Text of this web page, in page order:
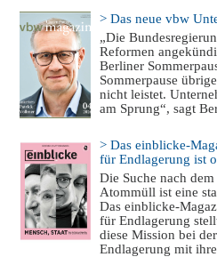
> Das neue vbw
„Die
Reformen
Berliner
Sommerpause
nicht leistet.
am Sprung“, sagt
> Das einblicke-
für Endlagerung ist
Die Suche nach
Atommüll ist eine
Das einblicke-
für Endlagerung
diese Mission bei
Endlagerung mit ihre